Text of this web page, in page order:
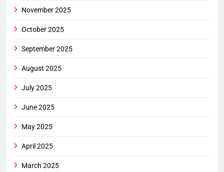
November 2025
October 2025
September 2025
August 2025
July 2025
June 2025
May 2025
April 2025
March 2025